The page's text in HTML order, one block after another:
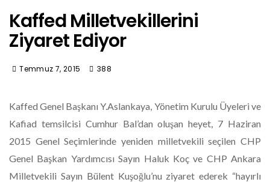
Kaffed Milletvekillerini
Ziyaret Ediyor
Temmuz 7, 2015 388
Kaffed Genel Başkanı Y.Aslankaya, Yönetim Kurulu Üyeleri ve
Kafiad temsilcisi Cumhur Bal’dan oluşan heyet, 7 Haziran
2015 Genel Seçimlerinde yeniden milletvekili seçilen CHP
Genel Başkan Yardımcısı Sayın Haluk Koç ve CHP Ankara
Milletvekili Sayın Bülent Kuşoğlu’nu ziyaret ederek “hayırlı